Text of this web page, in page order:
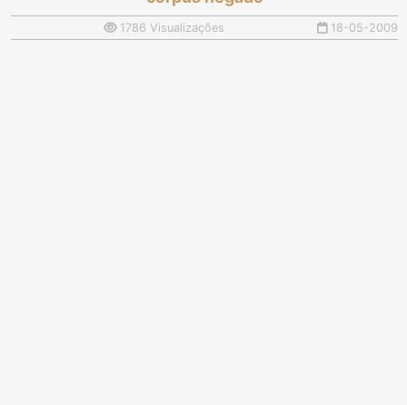
1786 Visualizações 18-05-2009